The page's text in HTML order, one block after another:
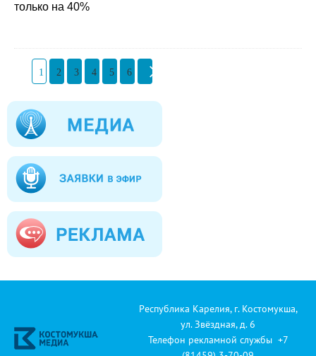
только на 40%
1 2 3 4 5 6
Республика Карелия, г. Костомукша,
ул. Звёздная, д. 6
Телефон рекламной службы +7